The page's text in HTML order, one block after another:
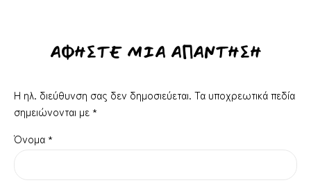
ΑΦΉΣΤΕ ΜΙΑ ΑΠΆΝΤΗΣΗ
Η ηλ. διεύθυνση σας δεν δημοσιεύεται. Τα υποχρεωτικά πεδία
σημειώνονται με *
Όνομα *